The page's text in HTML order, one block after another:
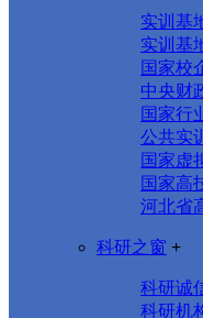
实训基
实训基
国家校
中央财
国家行
公共实
国家虚
国家高
河北省
科研之窗 +
科研诚
科研机